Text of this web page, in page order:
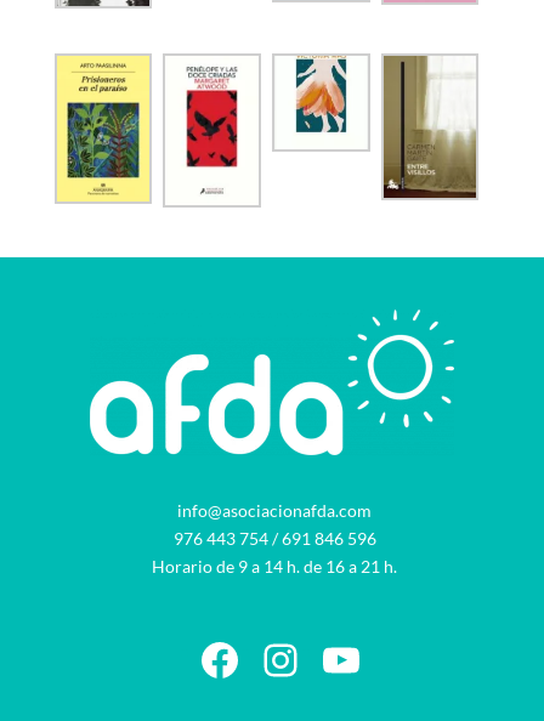
info@asociacionafda.com
976 443 754/691 846 596
Horario de 9 a 14 h. de 16 a 21 h.
Facebook
Instagram
YouTube